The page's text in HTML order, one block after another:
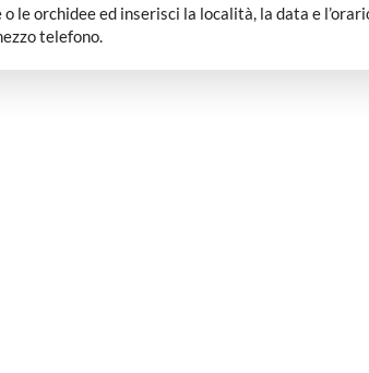
le orchidee ed inserisci la località, la data e
telefono.